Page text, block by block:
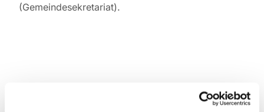
(Gemeindesekretariat).